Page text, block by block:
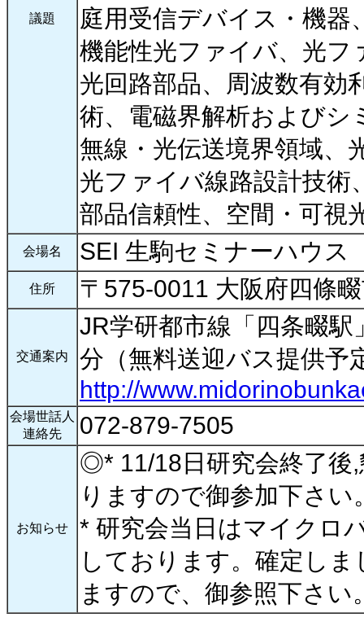
議題
庭用受信デバイス・機器
機能性光ファイバ、光フ
光回路部品、周波数有効
術、電磁界解析およびシ
無線・光伝送境界領域、
光ファイバ線路設計技術
部品信頼性、空間・可視
会場名 SEI 生駒セミナーハウス
住所 〒575-0011 大阪府四條
交通案内
JR学研都市線「四条畷
分（無料送迎バス提供予
http://
会場世話人
連絡先
072-879-7505
お知らせ
◎* 11/18日研究会終了後
りますので御参加下さい
* 研究会当日はマイクロ
しております。確定し
ますので、御参照下さい